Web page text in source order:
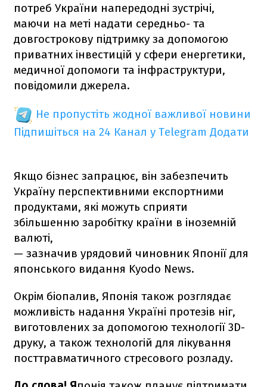
потреб України напередодні зустрічі,
маючи на меті надати середньо- та
довгострокову підтримку за допомогою
приватних інвестицій у сфери енергетики,
медичної допомоги та інфраструктури,
повідомили джерела.
Не пропустіть жодної важливої новини
Підпишіться на 24 Канал у Telegram Додати
Якщо бізнес запрацює, він забезпечить
Україну перспективними експортними
продуктами, які можуть сприяти
збільшенню заробітку країни в іноземній
валюті,
— зазначив урядовий чиновник Японії для
японського видання Kyodo News.
Окрім біопалив, Японія також розглядає
можливість надання Україні протезів ніг,
виготовлених за допомогою технології 3D-
друку, а також технологій для лікування
посттравматичного стресового розладу.